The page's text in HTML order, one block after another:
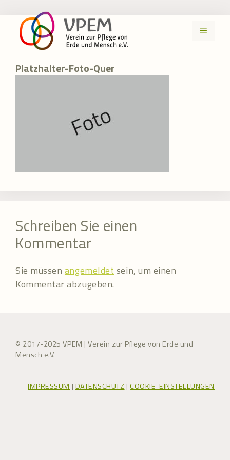
Inhalt
springen
MENÜ
Platzhalter-Foto-Quer
Schreiben Sie einen
Kommentar
Sie müssen angemeldet sein, um einen
Kommentar abzugeben.
© 2017-2025 VPEM | Verein zur Pflege von Erde und
Mensch e.V.
IMPRESSUM | DATENSCHUTZ |COOKIE-EINSTELLUNGEN